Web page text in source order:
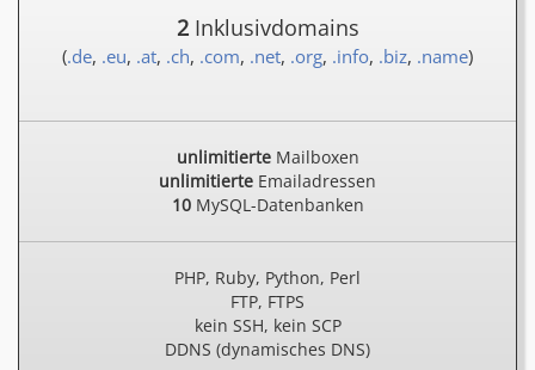
2Inklusivdomains
(.de, .eu, .at, .ch, .com, .net, .org, .info, .biz, .name)
unlimitierteMailboxen
unlimitierte Emailadressen
10MySQL-Datenbanken
PHP, Ruby, Python, Perl
FTP, FTPS
kein SSH, kein SCP
DDNS (dynamisches DNS)